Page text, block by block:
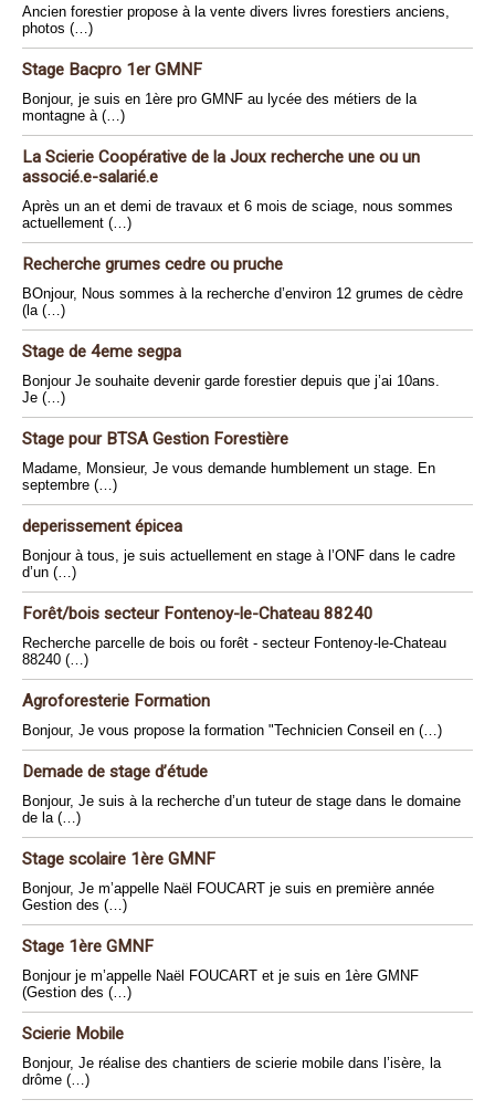
Ancien forestier propose à la vente divers livres forestiers anciens,
photos (…)
Stage Bacpro 1er GMNF
Bonjour, je suis en 1ère pro GMNF au lycée des métiers de la
montagne à (…)
La Scierie Coopérative de la Joux recherche une ou un
associé.e-salarié.e
Après un an et demi de travaux et 6 mois de sciage, nous sommes
actuellement (…)
Recherche grumes cedre ou pruche
BOnjour, Nous sommes à la recherche d’environ 12 grumes de cèdre
(la (…)
Stage de 4eme segpa
Bonjour Je souhaite devenir garde forestier depuis que j’ai 10ans.
Je (…)
Stage pour BTSA Gestion Forestière
Madame, Monsieur, Je vous demande humblement un stage. En
septembre (…)
deperissement épicea
Bonjour à tous, je suis actuellement en stage à l’ONF dans le cadre
d’un (…)
Forêt/bois secteur Fontenoy-le-Chateau 88240
Recherche parcelle de bois ou forêt - secteur Fontenoy-le-Chateau
88240 (…)
Agroforesterie Formation
Bonjour, Je vous propose la formation "Technicien Conseil en (…)
Demade de stage d’étude
Bonjour, Je suis à la recherche d’un tuteur de stage dans le domaine
de la (…)
Stage scolaire 1ère GMNF
Bonjour, Je m’appelle Naël FOUCART je suis en première année
Gestion des (…)
Stage 1ère GMNF
Bonjour je m’appelle Naël FOUCART et je suis en 1ère GMNF
(Gestion des (…)
Scierie Mobile
Bonjour, Je réalise des chantiers de scierie mobile dans l’isère, la
drôme (…)